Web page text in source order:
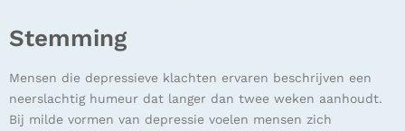
Stemming
Mensen die depressieve klachten ervaren beschrijven een
neerslachtig humeur dat langer dan twee weken aanhoudt.
Bij milde vormen van depressie voelen mensen zich